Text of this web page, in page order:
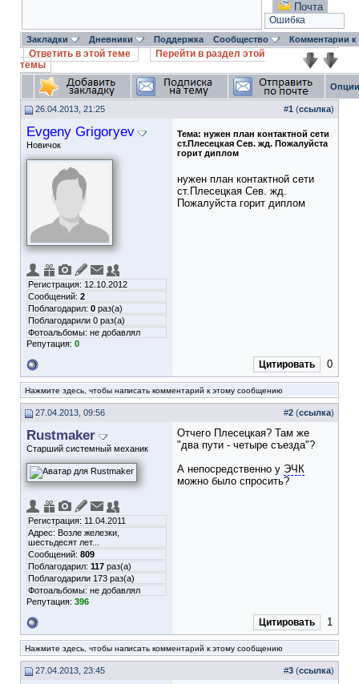
Почта
Ошибка
Закладки Дневники Поддержка Сообщество Комментарии
Ответить в этой теме
Перейти в раздел этой
темы
26.04.2013, 21:25 #1 (ссылка)
Evgeny Grigoryev
Новичок
Регистрация: 12.10.2012
Сообщений: 2
Поблагодарил: 0 раз(а)
Поблагодарили 0 раз(а)
Фотоальбомы: не добавлял
Репутация: 0
Тема: нужен план контактной сети
ст.Плесецкая Сев. жд. Пожалуйста
горит диплом
нужен план контактной сети
ст.Плесецкая Сев. жд.
Пожалуйста горит диплом
Цитировать 0
Нажмите здесь, чтобы написать комментарий к этому сообщению
27.04.2013, 09:56 #2 (ссылка)
Rustmaker
Старший системный механик
Регистрация: 11.04.2011
Адрес: Возле железки,
шестьдесят лет...
Сообщений: 809
Поблагодарил: 117 раз(а)
Поблагодарили 173 раз(а)
Фотоальбомы: не добавлял
Репутация: 396
Отчего Плесецкая? Там же
"два пути - четыре съезда"?
А непосредственно у ЭЧК
можно было спросить?
Цитировать 1
Нажмите здесь, чтобы написать комментарий к этому сообщению
27.04.2013, 23:45 #3 (ссылка)